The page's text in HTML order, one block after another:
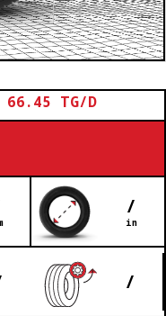
66.45 TG/D
/
in
/